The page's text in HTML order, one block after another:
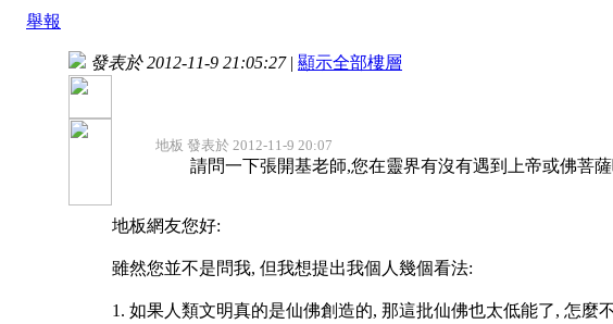
舉報
發表於 2012-11-9 21:05:27 | 顯示全部樓層
地板 發表於 2012-11-9 20:07
請問一下張開基老師,您在靈界有沒有遇到上帝或佛菩薩
地板網友您好:
雖然您並不是問我, 但我想提出我個人幾個看法:
1. 如果人類文明真的是仙佛創造的, 那這批仙佛也太低能了, 怎麼